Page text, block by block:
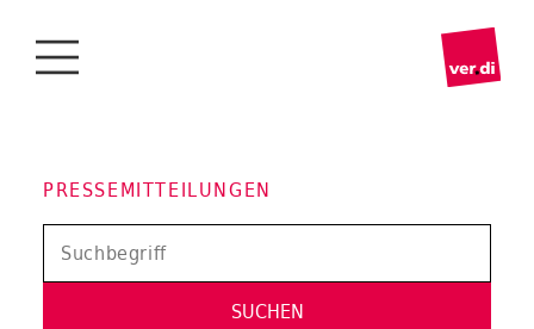
PRESSEMITTEILUNGEN